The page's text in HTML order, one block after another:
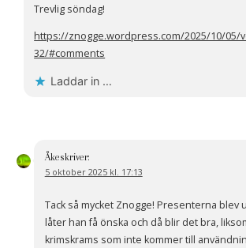
Trevlig söndag!
https://znogge.wordpress.com/2025/10/05/
32/#comments
Laddar in …
Åkeskriver:
5 oktober 2025 kl. 17:13
Tack så mycket Znogge! Presenterna blev
låter han få önska och då blir det bra,
krimskrams som inte kommer till